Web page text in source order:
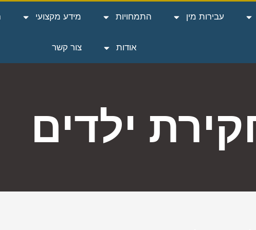
עבירות מין התמחויות מידע מקצועי
אודות צור קשר
ילדים